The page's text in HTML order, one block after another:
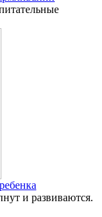
и развиваются.